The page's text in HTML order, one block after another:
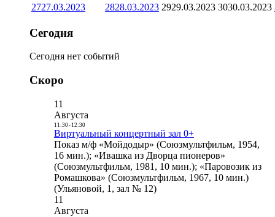
2727.03.2023 2828.03.2023 2929.03.2023 3030.03.2023
Сегодня
Сегодня нет событий
Скоро
11
Августа
11:30- 12:30
Виртуальный концертный зал 0+
Показ м/ф «Мойдодыр» (Союзмультфильм, 1954,
16 мин.); «Ивашка из Дворца пионеров»
(Союзмультфильм, 1981, 10 мин.); «Паровозик из
Ромашкова» (Союзмультфильм, 1967, 10 мин.)
(Ульяновой, 1, зал № 12)
11
Августа